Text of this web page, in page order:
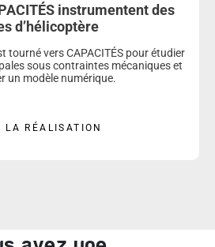
instrumentent des
d’hélicoptère
tourné vers CAPACITÉS pour étudier
sous contraintes mécaniques et
un modèle numérique.
LA RÉALISATION